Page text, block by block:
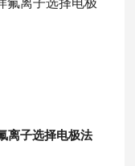
离子选择电极法